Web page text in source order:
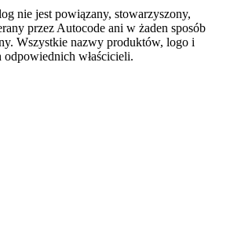
nie jest powiązany, stowarzyszony,
przez Autocode ani w żaden sposób
Wszystkie nazwy produktów, logo i
odpowiednich właścicieli.